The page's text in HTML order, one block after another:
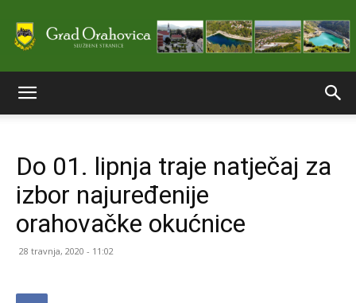
stranice
Grada
Do 01. lipnja traje natječaj za
izbor najuređenije
orahovačke okućnice
28 travnja, 2020 - 11:02